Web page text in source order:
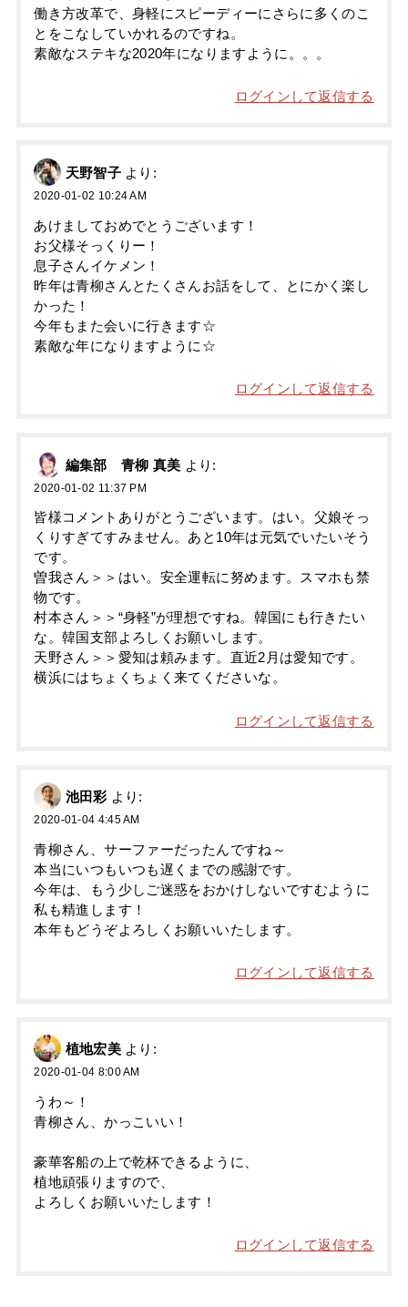
働き方改革で、身軽にスピーディーにさらに多くのこ
とをこなしていかれるのですね。
素敵なステキな2020年になりますように。。。
ログインして返信する
天野智子 より:
2020-01-02 10:24 AM
あけましておめでとうございます！
お父様そっくりー！
息子さんイケメン！
昨年は青柳さんとたくさんお話をして、とにかく楽し
かった！
今年もまた会いに行きます☆
素敵な年になりますように☆
ログインして返信する
編集部 青柳 真美 より:
2020-01-02 11:37 PM
皆様コメントありがとうございます。はい。父娘そっ
くりすぎてすみません。あと10年は元気でいたいそう
です。
曽我さん＞＞はい。安全運転に努めます。スマホも禁
物です。
村本さん＞＞“身軽”が理想ですね。韓国にも行きたい
な。韓国支部よろしくお願いします。
天野さん＞＞愛知は頼みます。直近2月は愛知です。
横浜にはちょくちょく来てくださいな。
ログインして返信する
池田彩 より:
2020-01-04 4:45 AM
青柳さん、サーファーだったんですね～
本当にいつもいつも遅くまでの感謝です。
今年は、もう少しご迷惑をおかけしないですむように
私も精進します！
本年もどうぞよろしくお願いいたします。
ログインして返信する
植地宏美 より:
2020-01-04 8:00 AM
うわ～！
青柳さん、かっこいい！
豪華客船の上で乾杯できるように、
植地頑張りますので、
よろしくお願いいたします！
ログインして返信する